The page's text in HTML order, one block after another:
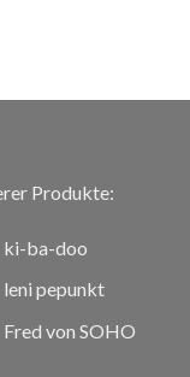
Produkte:
ki-ba-doo
leni pepunkt
Fred von SOHO